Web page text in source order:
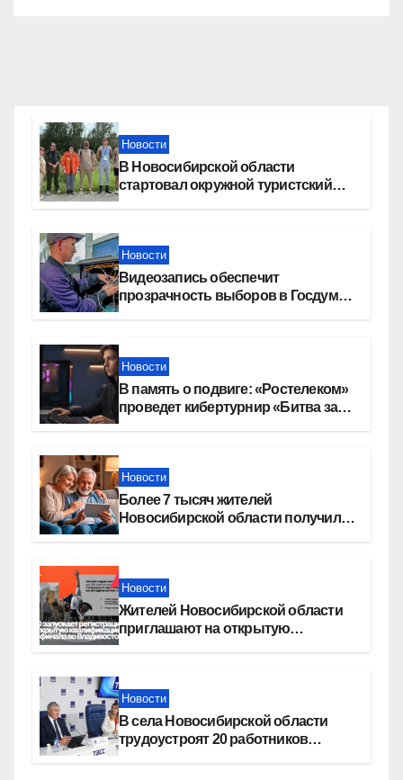
Новости
В Новосибирской области
стартовал окружной туристский
Новости
Видеозапись обеспечит
прозрачность выборов в Госдуму
Новости
В память о подвиге: «Ростелеком»
проведет кибертурнир «Битва за
Новости
Более 7 тысяч жителей
Новосибирской области получили
Новости
Жителей Новосибирской области
приглашают на открытую
Новости
В села Новосибирской области
трудоустроят 20 работников